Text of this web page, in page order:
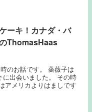
ーキ！カナダ・バ
ThomasHaas
のお話です。 薔薇子は
に出会いました。 その時
アメリカよりはましです